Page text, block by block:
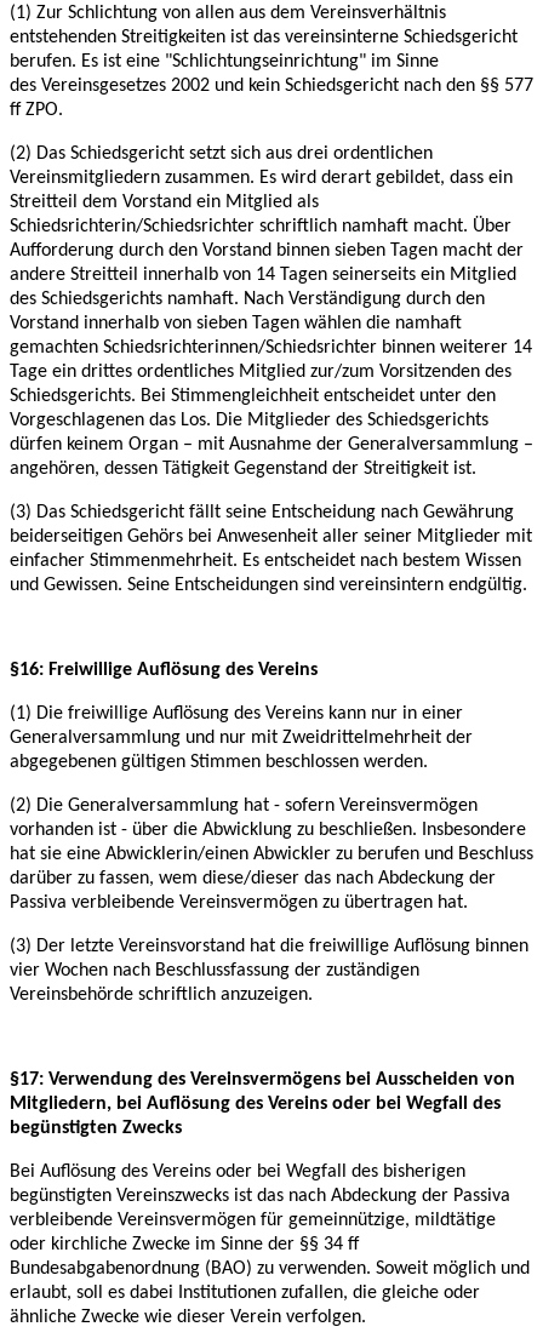
(1) Zur Schlichtung von allen aus dem Vereinsverhältnis
entstehenden Streitigkeiten ist das vereinsinterne Schiedsgericht
berufen. Es ist eine "Schlichtungseinrichtung" im Sinne
des Vereinsgesetzes 2002 und kein Schiedsgericht nach den §§ 577
ff ZPO.
(2) Das Schiedsgericht setzt sich aus drei ordentlichen
Vereinsmitgliedern zusammen. Es wird derart gebildet, dass ein
Streitteil dem Vorstand ein Mitglied als
Schiedsrichterin/Schiedsrichter schriftlich namhaft macht. Über
Aufforderung durch den Vorstand binnen sieben Tagen macht der
andere Streitteil innerhalb von 14 Tagen seinerseits ein Mitglied
des Schiedsgerichts namhaft. Nach Verständigung durch den
Vorstand innerhalb von sieben Tagen wählen die namhaft
gemachten Schiedsrichterinnen/Schiedsrichter binnen weiterer 14
Tage ein drittes ordentliches Mitglied zur/zum Vorsitzenden des
Schiedsgerichts. Bei Stimmengleichheit entscheidet unter den
Vorgeschlagenen das Los. Die Mitglieder des Schiedsgerichts
dürfen keinem Organ – mit Ausnahme der Generalversammlung –
angehören, dessen Tätigkeit Gegenstand der Streitigkeit ist.
(3) Das Schiedsgericht fällt seine Entscheidung nach Gewährung
beiderseitigen Gehörs bei Anwesenheit aller seiner Mitglieder mit
einfacher Stimmenmehrheit. Es entscheidet nach bestem Wissen
und Gewissen. Seine Entscheidungen sind vereinsintern endgültig.
§16: Freiwillige Auflösung des Vereins
(1) Die freiwillige Auflösung des Vereins kann nur in einer
Generalversammlung und nur mit Zweidrittelmehrheit der
abgegebenen gültigen Stimmen beschlossen werden.
(2) Die Generalversammlung hat - sofern Vereinsvermögen
vorhanden ist - über die Abwicklung zu beschließen. Insbesondere
hat sie eine Abwicklerin/einen Abwickler zu berufen und Beschluss
darüber zu fassen, wem diese/dieser das nach Abdeckung der
Passiva verbleibende Vereinsvermögen zu übertragen hat.
(3) Der letzte Vereinsvorstand hat die freiwillige Auflösung binnen
vier Wochen nach Beschlussfassung der zuständigen
Vereinsbehörde schriftlich anzuzeigen.
§17: Verwendung des Vereinsvermögens bei Ausscheiden von
Mitgliedern, bei Auflösung des Vereins oder bei Wegfall des
begünstigten Zwecks
Bei Auflösung des Vereins oder bei Wegfall des bisherigen
begünstigten Vereinszwecks ist das nach Abdeckung der Passiva
verbleibende Vereinsvermögen für gemeinnützige, mildtätige
oder kirchliche Zwecke im Sinne der §§ 34 ff
Bundesabgabenordnung (BAO) zu verwenden. Soweit möglich und
erlaubt, soll es dabei Institutionen zufallen, die gleiche oder
ähnliche Zwecke wie dieser Verein verfolgen.